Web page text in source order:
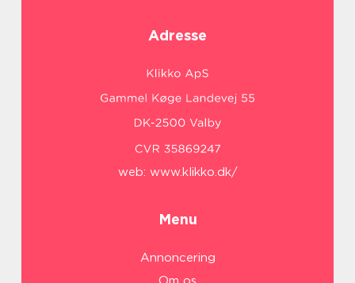
Adresse
web: www.klikko.dk/
Menu
Annoncering